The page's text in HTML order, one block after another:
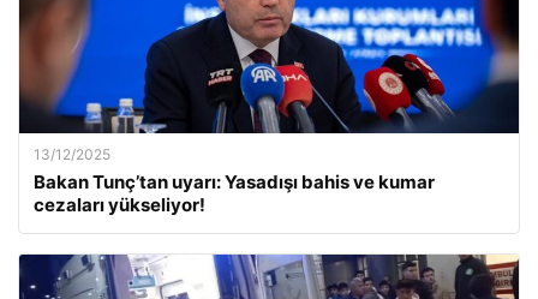
13/12/2025
Bakan Tunç’tan uyarı: Yasadışı bahis ve kumar
cezaları yükseliyor!